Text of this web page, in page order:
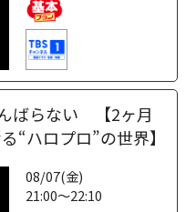
ばらない 【2ヶ月
“ハロプロ”の世界】
08/07(金)
21:00～22:10